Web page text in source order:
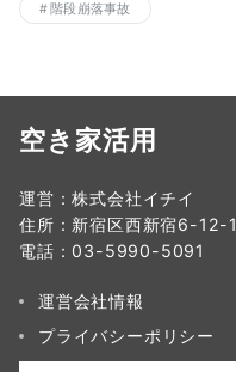
階段崩落事故
空き家活用
運営：株式会社イチイ
住所：新宿区西新宿6-12-1
電話：03-5990-5091
運営会社情報
プライバシーポリシー